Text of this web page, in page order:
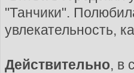
"Танчики".
увлекательность,
Действительно, в